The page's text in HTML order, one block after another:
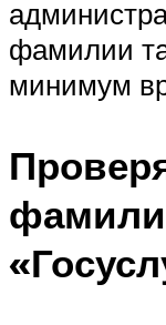
фамилии
минимум